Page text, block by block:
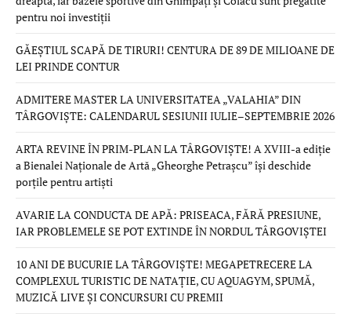
pentru noi investiții
GĂEȘTIUL SCAPĂ DE TIRURI! CENTURA DE 89 DE MILIOANE DE
LEI PRINDE CONTUR
ADMITERE MASTER LA UNIVERSITATEA „VALAHIA” DIN
TÂRGOVIȘTE: CALENDARUL SESIUNII IULIE–SEPTEMBRIE 2026
ARTA REVINE ÎN PRIM-PLAN LA TÂRGOVIȘTE! A XVIII-a ediție
a Bienalei Naționale de Artă „Gheorghe Petrașcu” își deschide
porțile pentru artiști
AVARIE LA CONDUCTA DE APĂ: PRISEACA, FĂRĂ PRESIUNE,
IAR PROBLEMELE SE POT EXTINDE ÎN NORDUL TÂRGOVIȘTEI
10 ANI DE BUCURIE LA TÂRGOVIȘTE! MEGAPETRECERE LA
COMPLEXUL TURISTIC DE NATAȚIE, CU AQUAGYM, SPUMĂ,
MUZICĂ LIVE ȘI CONCURSURI CU PREMII